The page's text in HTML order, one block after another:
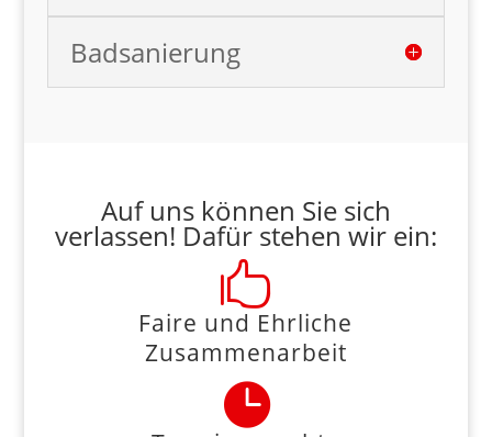
Badsanierung
Auf uns können Sie sich
verlassen! Dafür stehen wir ein:

Faire und Ehrliche
Zusammenarbeit
